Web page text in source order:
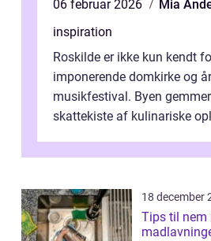
06 februar 2026
Mia
inspiration
Roskilde er ikke kun kendt
imponerende domkirke og
musikfestival. Byen
skattekiste af kulinariske
18 december
Tips til nem